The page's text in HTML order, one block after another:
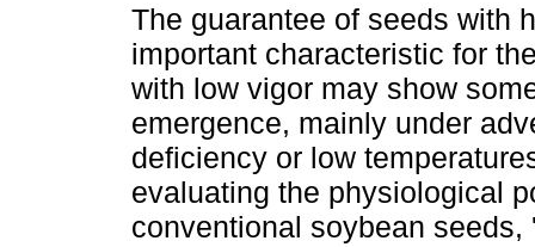
The guarantee of seeds with
important characteristic for
with low vigor may show
emergence, mainly under
deficiency or low
evaluating the physiological
conventional soybean